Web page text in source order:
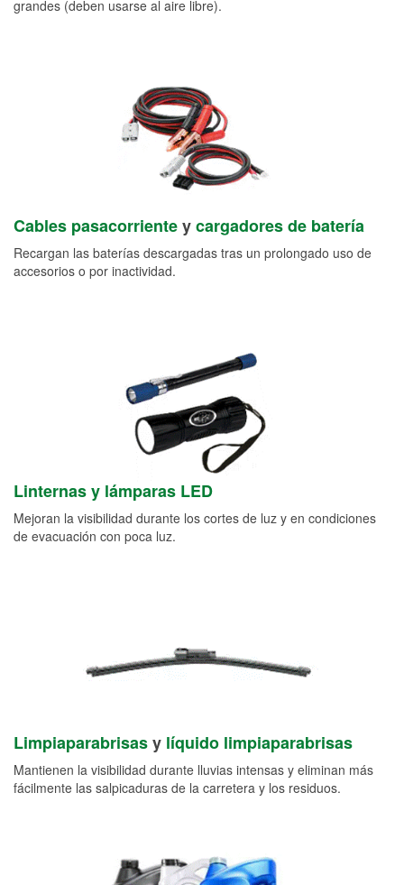
grandes (deben usarse al aire libre).
Cables pasacorrienteycargadores de batería
Recargan las baterías descargadas tras un prolongado uso de
accesorios o por inactividad.
Linternas y lámparas LED
Mejoran la visibilidad durante los cortes de luz y en condiciones
de evacuación con poca luz.
Limpiaparabrisasy líquido limpiaparabrisas
Mantienen la visibilidad durante lluvias intensas y eliminan más
fácilmente las salpicaduras de la carretera y los residuos.